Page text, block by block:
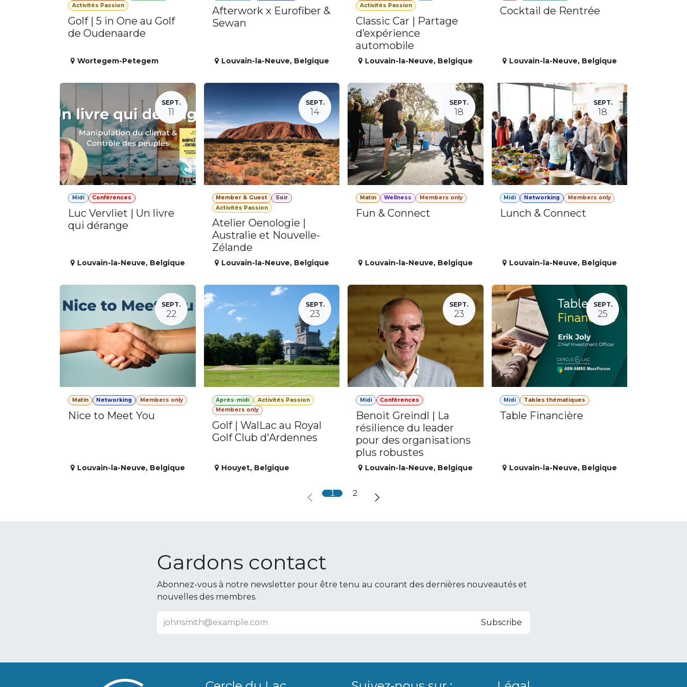
Activités Passion
Golf | 5 in One au Golf
de Oudenaarde
Wortegem-Petegem
Afterwork x Eurofiber &
Sewan
Louvain-la-Neuve, Belgique
Activités Passion
Classic Car | Partage
d’expérience
automobile
Louvain-la-Neuve, Belgique
Cocktail de Rentrée
Louvain-la-Neuve, Belgique
SEPT.
11
Midi Conférences
Luc Vervliet | Un livre
qui dérange
Louvain-la-Neuve, Belgique
SEPT.
14
Member & Guest
Soir
Activités Passion
Atelier Oenologie |
Australie et Nouvelle-
Zélande
Louvain-la-Neuve, Belgique
SEPT.
18
Matin Wellness Members only
Fun & Connect
Louvain-la-Neuve, Belgique
SEPT.
18
Midi Networking Members only
Lunch & Connect
Louvain-la-Neuve, Belgique
SEPT.
22
Matin Networking Members only
Nice to Meet You
Louvain-la-Neuve, Belgique
SEPT.
23
Après-midi
Activités Passion
Members only
Golf | WalLac au Royal
Golf Club d'Ardennes
Houyet, Belgique
SEPT.
23
Midi Conférences
Benoit Greindl | La
résilience du leader
pour des organisations
plus robustes
Louvain-la-Neuve, Belgique
SEPT.
25
Midi Tables thématiques
Table Financière
Louvain-la-Neuve, Belgique
1 2
Gardons contact
Abonnez-vous à notre newsletter pour être tenu au courant des dernières nouveautés et
nouvelles des membres.
Subscribe